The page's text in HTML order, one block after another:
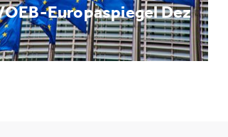
Europaspiegel Dez